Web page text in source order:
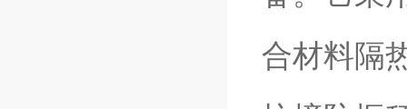
合材料隔